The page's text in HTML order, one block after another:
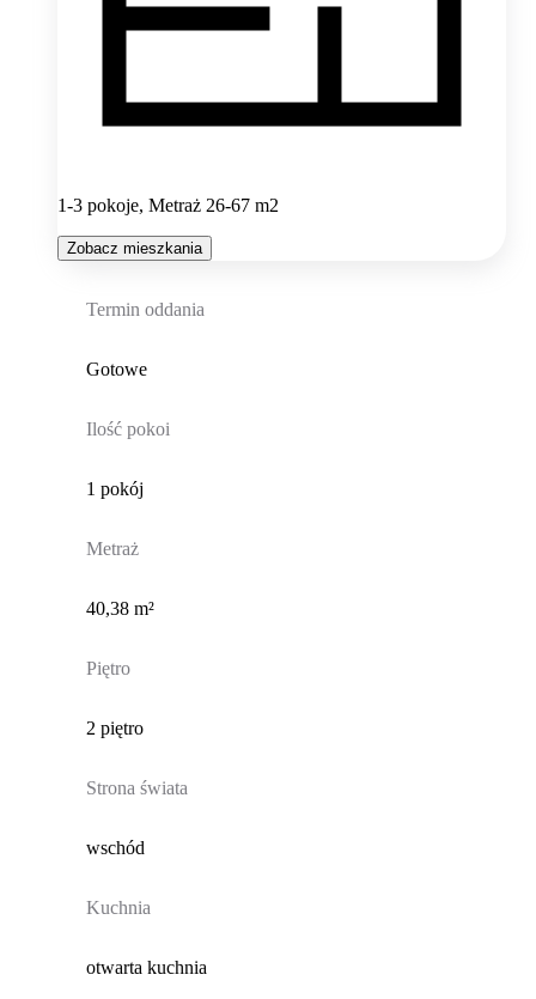
1-3 pokoje, Metraż 26-67 m2
Zobacz mieszkania
Termin oddania
Gotowe
Ilość pokoi
1 pokój
Metraż
40,38 m²
Piętro
2 piętro
Strona świata
wschód
Kuchnia
otwarta kuchnia